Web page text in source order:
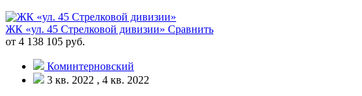
ЖК «ул. 45 Стрелковой дивизии» Сравнить
от 4 138 105 руб.
Коминтерновский
3 кв. 2022 , 4 кв. 2022